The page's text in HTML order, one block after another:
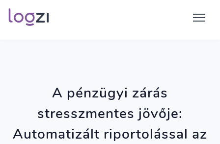
A pénzügyi zárás
stresszmentes jövője:
Automatizált riportolással az